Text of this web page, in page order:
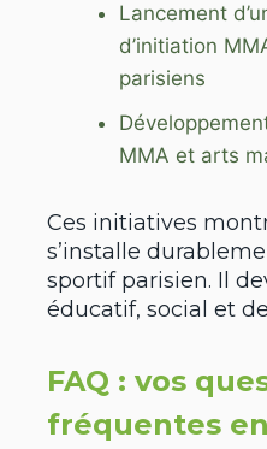
Lancement
d’initiation
parisiens
MMA et arts
Ces initiatives
s’installe
sportif parisien. Il
éducatif, social et
FAQ : vos
fréquentes